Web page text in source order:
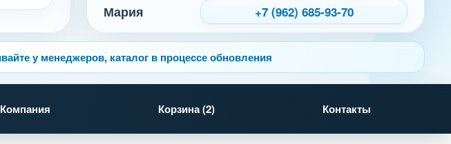
Мария +7 (962) 685-93-70
у менеджеров, каталог в процессе обновления
Компания Корзина (2) Контакты